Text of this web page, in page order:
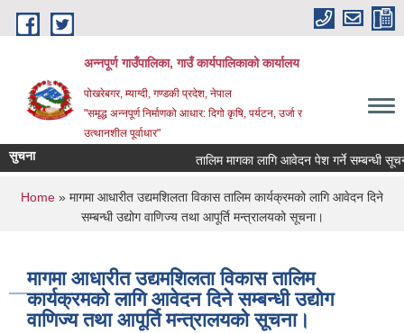
Skip to main content
अन्‍नपूर्ण गाउँपालिका, गाउँ कार्यपालिकाको कार्यालय
पोखरेबगर, म्याग्दी, गण्डकी प्रदेश, नेपाल
"समृद्ध अन्‍नपूर्ण निर्माणको आधार: दिगो कृषि, पर्यटन, उर्जा र
उत्थानशील पूर्वाधार"
सुचना तालिम मागका लागि आवेदन पेश गर्ने सम्बन्धी सूचना
You are here
Home » मागमा आधारीत उद्यमशिलता विकास तालिम कार्यक्रमको लागि आवेदन दिने
सम्बन्धी उद्योग वाणिज्य तथा आपूर्ति मन्त्रालयको सूचना।
मागमा आधारीत उद्यमशिलता विकास तालिम
कार्यक्रमको लागि आवेदन दिने सम्बन्धी उद्योग
वाणिज्य तथा आपूर्ति मन्त्रालयको सूचना।